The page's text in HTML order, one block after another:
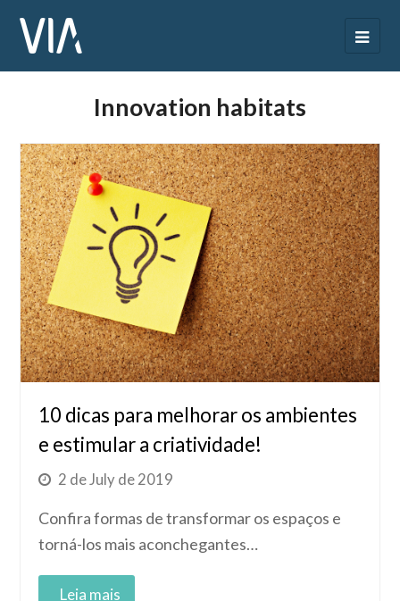
Innovation habitats
10 dicas para melhorar os ambientes
e estimular a criatividade!
2 de July de 2019
Confira formas de transformar os espaços e
torná-los mais aconchegantes…